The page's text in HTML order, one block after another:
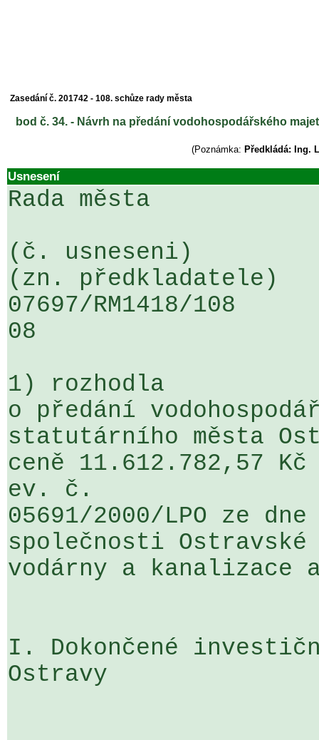
Zasedání č. 201742 - 108. schůze rady města
bod č. 34. - Návrh na předání vodohospodářského
(Poznámka: Předkládá: Ing.
Usnesení
Rada města
(č. usneseni)
(zn. předkladatele)
07697/RM1418/
08
1) rozhodla
o předání
statutárního města
ceně 11.612.782,57
ev. č.
05691/2000/LPO ze
společnosti
vodárny a kanalizace
I. Dokončené
Ostravy